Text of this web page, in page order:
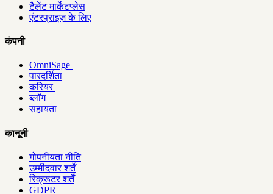
टैलेंट मार्केटप्लेस
एंटरप्राइज़ के लिए
कंपनी
OmniSage
पारदर्शिता
करियर
ब्लॉग
सहायता
कानूनी
गोपनीयता नीति
उम्मीदवार शर्तें
रिक्रूटर शर्तें
GDPR